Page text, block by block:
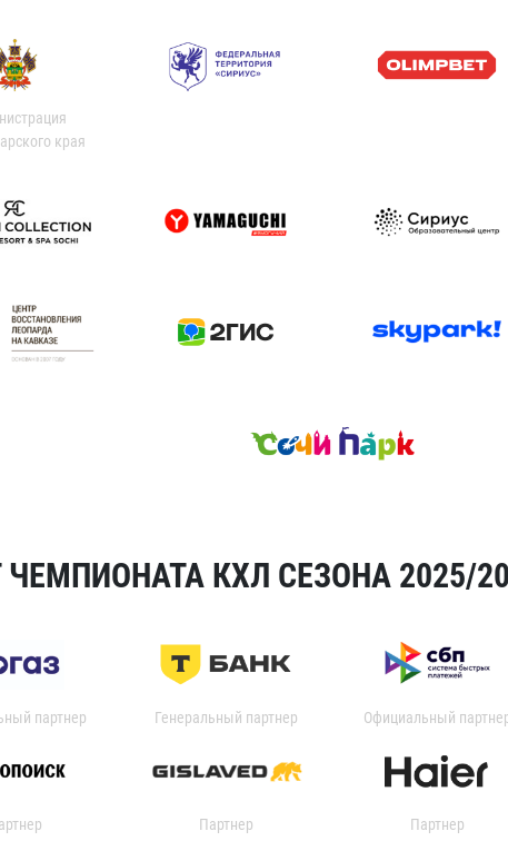
края
КХЛ СЕЗОНА 2025/
партнер Генеральный партнер Официальный
Партнер Партнер